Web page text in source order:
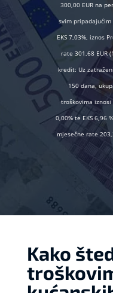
300,00 EUR na
svim pripadajućim
EKS 7,03%, iznos
rate 301,68 EUR
kredit: Uz
150 dana,
troškovima iznosi
0,00% te EKS 6,96
mjesečne rate
Kako